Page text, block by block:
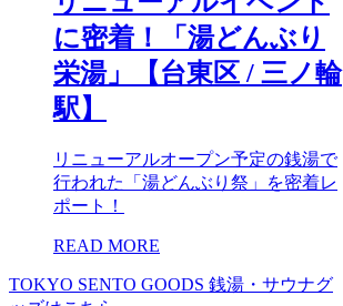
に密着！「湯どんぶり
栄湯」【台東区 / 三ノ輪
駅】
リニューアルオープン予定の銭湯で
行われた「湯どんぶり祭」を密着レ
ポート！
READ MORE
TOKYO SENTO GOODS 銭湯・サウナグ